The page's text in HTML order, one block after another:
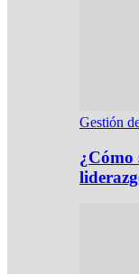
Gestión
¿Cómo